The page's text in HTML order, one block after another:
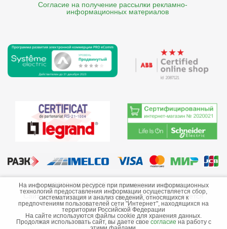
Согласие на получение рассылки рекламно-
    информационных материалов
©2013-2026 ООО «Краснодарэлектро»
Сайт носит информационный характер и не является
публичной офертой.
Стоимость товаров и их наличие не гарантируются.
На информационном ресурсе при применении информационных
технологий предоставления информации осуществляется сбор,
систематизация и анализ сведений, относящихся к
предпочтениям пользователей сети "Интернет", находящихся на
территории Российской Федерации
На сайте используются файлы cookie для хранения данных.
Продолжая использовать сайт, вы даете свое согласие на работу с